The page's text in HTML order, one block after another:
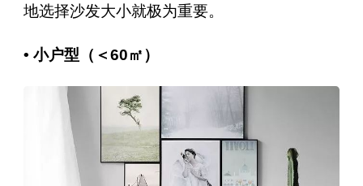
地选择沙发大小就极为重要。
• 小户型（＜60㎡）